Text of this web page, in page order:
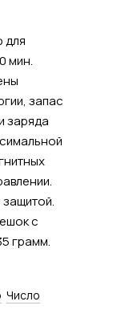
для
мин.
запас
заряда
с
грамм.
Число